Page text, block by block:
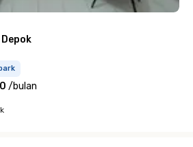
/bulan